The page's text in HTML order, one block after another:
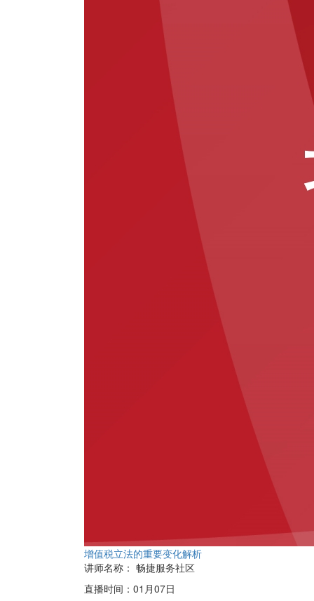
增值税立法的重要变化解析
讲师名称： 畅捷服务社区
直播时间： 01月07日